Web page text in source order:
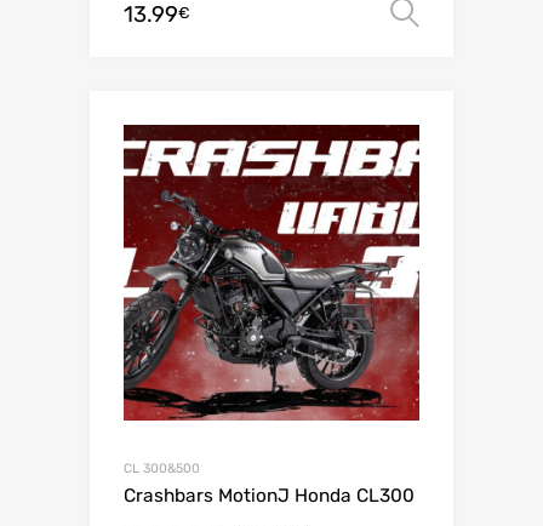
13.99€
CL 300&500
Crashbars MotionJ Honda CL300